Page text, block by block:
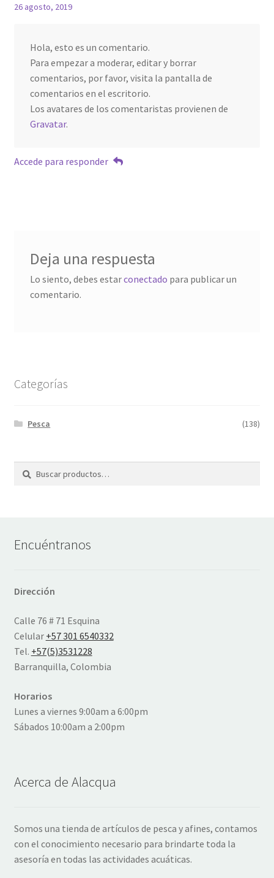
26 agosto, 2019
Hola, esto es un comentario.
Para empezar a moderar, editar y borrar
comentarios, por favor, visita la pantalla de
comentarios en el escritorio.
Los avatares de los comentaristas provienen de
Gravatar.
Accede para responder
Deja una respuesta
Lo siento, debes estarconectado para publicar un
comentario.
Categorías
Pesca (138)
Buscar
Buscar
Encuéntranos
Dirección
Calle 76 # 71 Esquina
Celular +57 301 6540332
Tel. +57(5)3531228
Barranquilla, Colombia
Horarios
Lunes a viernes 9:00am a 6:00pm
Sábados 10:00am a 2:00pm
Acerca de Alacqua
Somos una tienda de artículos de pesca y afines, contamos
con el conocimiento necesario para brindarte toda la
asesoría en todas las actividades acuáticas.